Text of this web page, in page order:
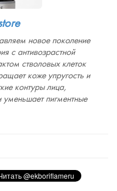
новое поколение
с антивозрастной
стволовых клеток
коже упругость и
контуры лица,
пигментные